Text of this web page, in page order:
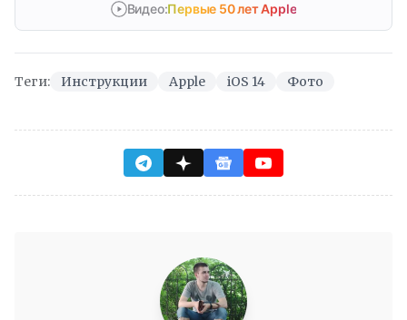
Видео:Первые 50 лет Apple
Теги: Инструкции Apple iOS 14 Фото